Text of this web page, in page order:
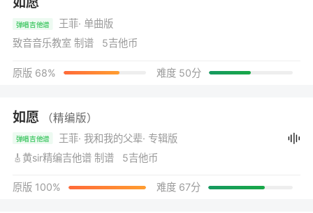
弹唱吉他谱 王菲· 单曲版
致音音乐教室 制谱 5吉他币
原版 68% 难度 50分
如愿 （精编版）
弹唱吉他谱 王菲· 我和我的父辈· 专辑版
🎸黄sir精编吉他谱 制谱 5吉他币
原版 100% 难度 67分